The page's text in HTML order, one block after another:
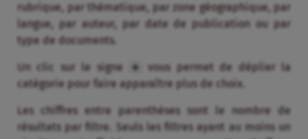
rubrique, par thématique, par zone géographique, par
langue, par auteur, par date de publication ou par
type de documents.
Un clic sur le signe
vous permet de déplier la
catégorie pour faire apparaître plus de choix.
Les chiffres entre parenthèses sont le nombre de
résultats par filtre. Seuls les filtres ayant au moins un